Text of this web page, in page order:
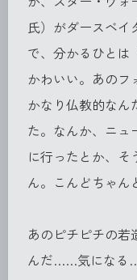
氏）がダースベイ
で、分かるひとは
かわいい。あのフ
かなり仏教的なん
た。なんか、ニュ
に行ったとか、
ん。こんどちゃん
あのピチピチの若
んだ……気にな